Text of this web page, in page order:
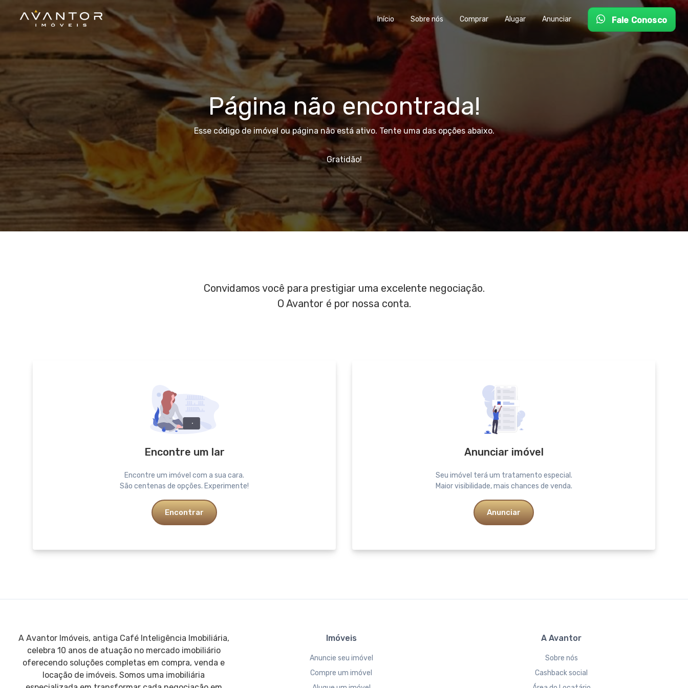
Início Sobre nós Comprar Alugar Anunciar Fale Conosco
Página não encontrada!
Esse código de imóvel ou página não está ativo. Tente uma das opções abaixo.
Gratidão!
Convidamos você para prestigiar uma excelente negociação.
O Avantor é por nossa conta.
Encontre um lar
Encontre um imóvel com a sua cara.
São centenas de opções. Experimente!
Encontrar
Anunciar imóvel
Seu imóvel terá um tratamento especial.
Maior visibilidade, mais chances de venda.
Anunciar
A Avantor Imóveis, antiga Café Inteligência Imobiliária,
celebra 10 anos de atuação no mercado imobiliário
oferecendo soluções completas em compra, venda e
locação de imóveis. Somos uma imobiliária
Imóveis
Anuncie seu imóvel
Compre um imóvel
A Avantor
Sobre nós
Cashback social